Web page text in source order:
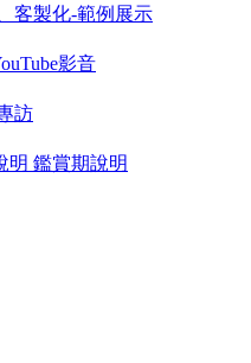
客製化-範例展示
影音
訪
明 鑑賞期說明